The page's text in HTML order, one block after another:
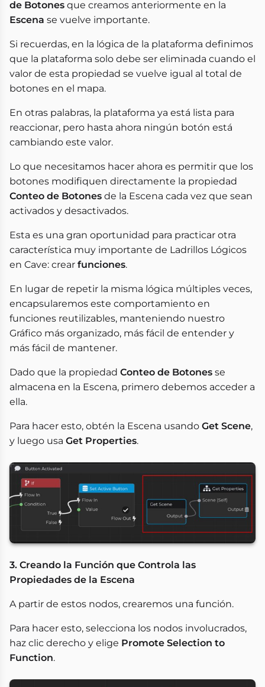
de Botones que creamos anteriormente en la
Escena se vuelve importante.
Si recuerdas, en la lógica de la plataforma definimos
que la plataforma solo debe ser eliminada cuando el
valor de esta propiedad se vuelve igual al total de
botones en el mapa.
En otras palabras, la plataforma ya está lista para
reaccionar, pero hasta ahora ningún botón está
cambiando este valor.
Lo que necesitamos hacer ahora es permitir que los
botones modifiquen directamente la propiedad
Conteo de Botones de la Escena cada vez que sean
activados y desactivados.
Esta es una gran oportunidad para practicar otra
característica muy importante de Ladrillos Lógicos
en Cave: crear funciones.
En lugar de repetir la misma lógica múltiples veces,
encapsularemos este comportamiento en
funciones reutilizables, manteniendo nuestro
Gráfico más organizado, más fácil de entender y
más fácil de mantener.
Dado que la propiedad Conteo de Botones se
almacena en la Escena, primero debemos acceder a
ella.
Para hacer esto, obtén la Escena usando Get Scene,
y luego usa Get Properties.
3. Creando la Función que Controla las
Propiedades de la Escena
A partir de estos nodos, crearemos una función.
Para hacer esto, selecciona los nodos involucrados,
haz clic derecho y elige Promote Selection to
Function.